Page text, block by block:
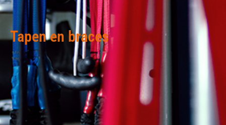
Tapen en braces